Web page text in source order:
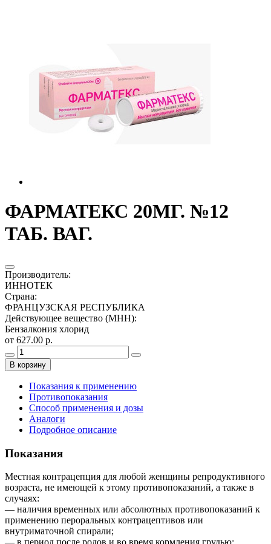
ФАРМАТЕКС 20МГ. №12
ТАБ. ВАГ.
Производитель:
ИННОТЕК
Страна:
ФРАНЦУЗСКАЯ РЕСПУБЛИКА
Действующее вещество (МНН):
Бензалкония хлорид
от 627.00 р.
В корзину
Показания к применению
Противопоказания
Способ применения и дозы
Аналоги
Подробное описание
Показания
Местная контрацепция для любой женщины репродуктивного
возраста, не имеющей к этому противопоказаний, а также в
случаях:
— наличия временных или абсолютных противопоказаний к
применению пероральных контрацептивов или
внутриматочной спирали;